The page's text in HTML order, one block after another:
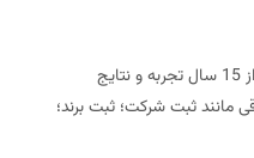
هلدینگ ثبتی و حقوقی آفریقا با بیش از 15 سال تجربه و نتایج
مانند ثبت شرکت؛ ثبت برند؛